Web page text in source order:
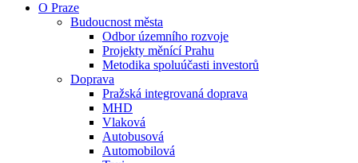
O Praze
Budoucnost města
Odbor územního rozvoje
Projekty měnící Prahu
Metodika spoluúčasti investorů
Doprava
Pražská integrovaná doprava
MHD
Vlaková
Autobusová
Automobilová